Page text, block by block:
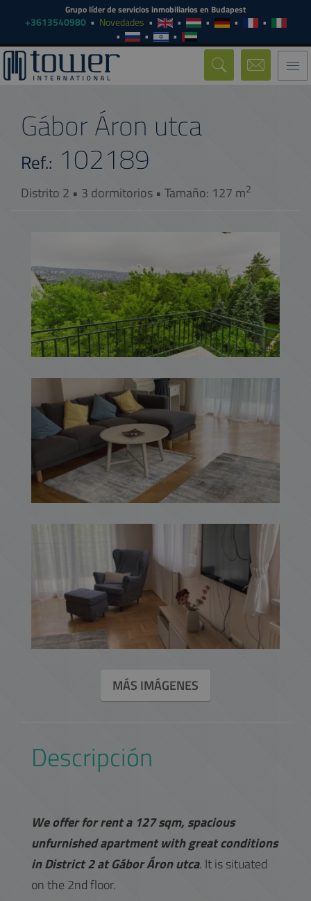
Grupo líder de servicios inmobiliarios en Budapest
+3613540980 Novedades
Gábor Áron utca
Ref.: 102189
Distrito 2 • 3 dormitorios • Tamaño: 127 m2
MÁS IMÁGENES
Descripción
We offer for rent a 127 sqm, spacious
unfurnished apartment with great conditions
in District 2 at Gábor Áron utca. It is situated
on the 2nd floor.